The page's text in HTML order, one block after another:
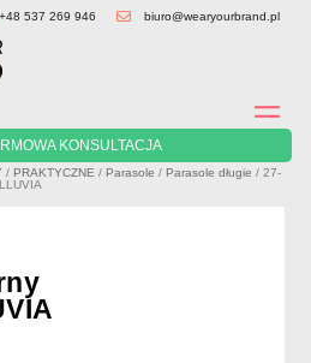
+48 537 269 946 biuro@wearyourbrand.pl
KONSULTACJA
/ PRAKTYCZNE / Parasole / Parasole długie / 27-